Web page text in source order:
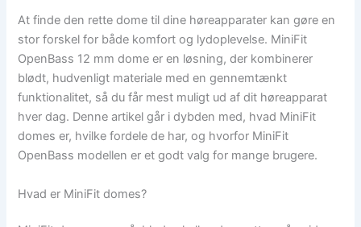
At finde den rette dome til dine høreapparater kan gøre en
stor forskel for både komfort og lydoplevelse. MiniFit
OpenBass 12 mm dome er en løsning, der kombinerer
blødt, hudvenligt materiale med en gennemtænkt
funktionalitet, så du får mest muligt ud af dit høreapparat
hver dag. Denne artikel går i dybden med, hvad MiniFit
domes er, hvilke fordele de har, og hvorfor MiniFit
OpenBass modellen er et godt valg for mange brugere.
Hvad er MiniFit domes?